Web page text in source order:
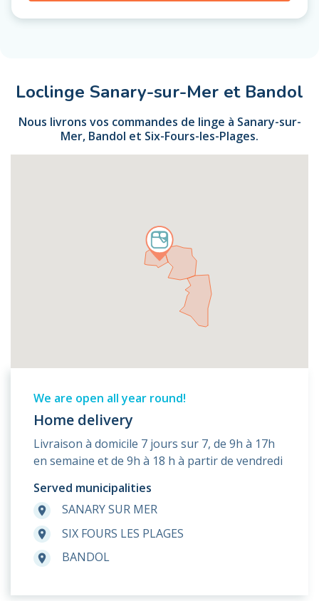
Loclinge Sanary-sur-Mer et Bandol
Nous livrons vos commandes de linge à Sanary-sur-
Mer, Bandol et Six-Fours-les-Plages.
We are open all year round!
Home delivery
Livraison à domicile 7 jours sur 7, de 9h à 17h
en semaine et de 9h à 18 h à partir de vendredi
Served municipalities
room SANARY SUR MER
room SIX FOURS LES PLAGES
room BANDOL